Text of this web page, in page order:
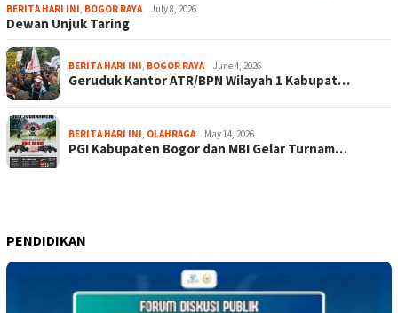
BERITA HARI INI, BOGOR RAYA July 8, 2026
Dewan Unjuk Taring
BERITA HARI INI, BOGOR RAYA June 4, 2026
Geruduk Kantor ATR/BPN Wilayah 1 Kabupat…
BERITA HARI INI, OLAHRAGA May 14, 2026
PGI Kabupaten Bogor dan MBI Gelar Turnam…
PENDIDIKAN